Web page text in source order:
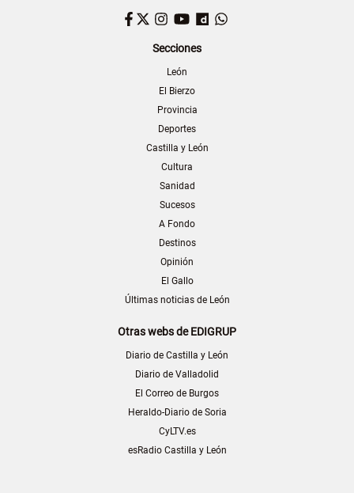
Facebook
TwitterInstagram
YouTubeDailymotion
Secciones
León
El Bierzo
Provincia
Deportes
Castilla y León
Cultura
Sanidad
Sucesos
A Fondo
Destinos
Opinión
El Gallo
Últimas noticias de León
Otras webs de EDIGRUP
Diario de Castilla y León
Diario de Valladolid
El Correo de Burgos
Heraldo-Diario de Soria
CyLTV.es
esRadio Castilla y León